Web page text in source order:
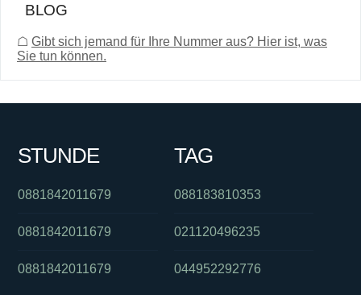
BLOG
☖ Gibt sich jemand für Ihre Nummer aus? Hier ist, was
Sie tun können.
STUNDE
0881842011679
0881842011679
0881842011679
TAG
088183810353
021120496235
044952292776